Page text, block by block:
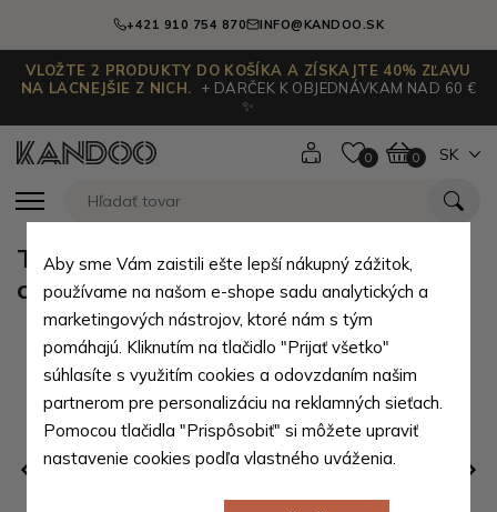
+421 910 754 870 INFO@KANDOO.SK
VLOŽTE 2 PRODUKTY DO KOŠÍKA A ZÍSKAJTE 40% ZĽAVU
NA LACNEJŠIE Z NICH.
+ DARČEK K OBJEDNÁVKAM NAD 60 €
✨
0 0 SK
Tmavo hnedá dámska kožená
crossbody kabelka 2 v 1 Cornelia
Aby sme Vám zaistili ešte lepší nákupný zážitok,
používame na našom e-shope sadu analytických a
marketingových nástrojov, ktoré nám s tým
pomáhajú. Kliknutím na tlačidlo "Prijať všetko"
súhlasíte s využitím cookies a odovzdaním našim
partnerom pre personalizáciu na reklamných sieťach.
Pomocou tlačidla "Prispôsobiť" si môžete upraviť
nastavenie cookies podľa vlastného uváženia.